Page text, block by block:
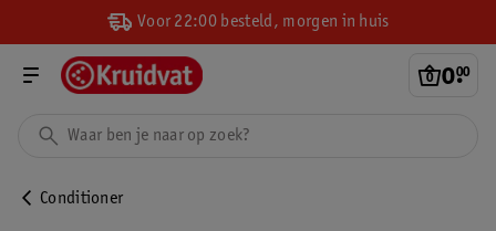
Voor 22:00 besteld, morgen in huis
0.
00
Conditioner